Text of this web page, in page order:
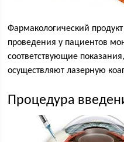
Фармакологический
проведения у пациентов
соответствующие
осуществляют лазерную
Процедура